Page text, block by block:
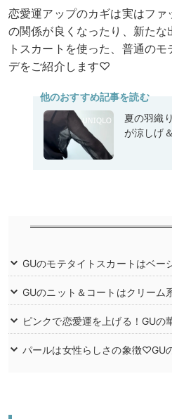
恋愛運アップのカギは実はフ
の関係が良くなったり、新た
トスカートを使った、普通の
デをご紹介します♡
他のおすすめ記事を読む
夏の羽織
が涼しげ
GUのモテタイトスカートはベー
GUのニット＆コートはクリー
ピンクで恋愛運を上げる！GUの
パールは女性らしさの象徴♡GU